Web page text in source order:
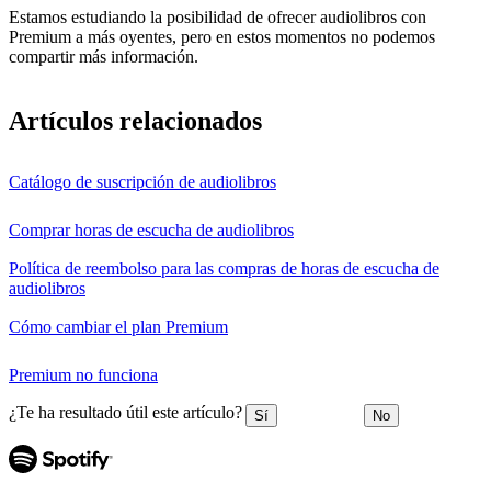
Estamos estudiando la posibilidad de ofrecer audiolibros con
Premium a más oyentes, pero en estos momentos no podemos
compartir más información.
Artículos relacionados
Catálogo de suscripción de audiolibros
Comprar horas de escucha de audiolibros
Política de reembolso para las compras de horas de escucha de
audiolibros
Cómo cambiar el plan Premium
Premium no funciona
¿Te ha resultado útil este artículo? Sí No